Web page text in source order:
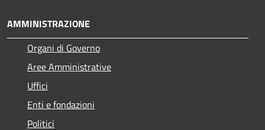
AMMINISTRAZIONE
Organi di Governo
Aree Amministrative
Uffici
Enti e fondazioni
Politici